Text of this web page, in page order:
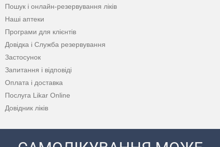
Пошук і онлайн-резервування ліків
Наші аптеки
Програми для клієнтів
Довідка і Служба резервування
Застосунок
Запитання і відповіді
Оплата і доставка
Послуга Likar Online
Довідник ліків